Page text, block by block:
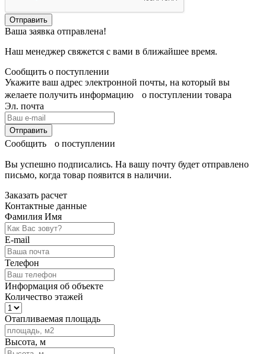
Отправить
Ваша заявка отправлена!
Наш менеджер свяжется с вами в ближайшее время.
Сообщить о поступлении
Укажите ваш адрес электронной почты, на который вы
желаете получить информацию о поступлении товара
Эл. почта
Отправить
Сообщить о поступлении
Вы успешно подписались. На вашу почту будет отправлено
письмо, когда товар появится в наличии.
Заказать расчет
Контактные данные
Фамилия Имя
E-mail
Телефон
Информация об объекте
Количество этажей
Отапливаемая площадь
Высота, м